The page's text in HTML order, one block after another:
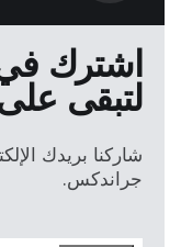
اشترك في
لتبقى
شاركنا بريدك
جراندكس.